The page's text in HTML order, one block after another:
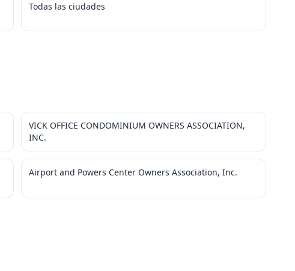
Todas las ciudades
VICK OFFICE CONDOMINIUM OWNERS ASSOCIATION,
INC.
Airport and Powers Center Owners Association, Inc.